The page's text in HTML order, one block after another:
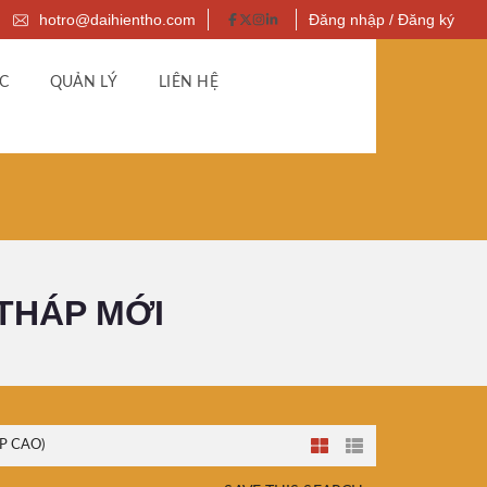
hotro@daihientho.com Đăng nhập / Đăng ký
QUẢN LÝ LIÊN HỆ
MỚI
CAO)